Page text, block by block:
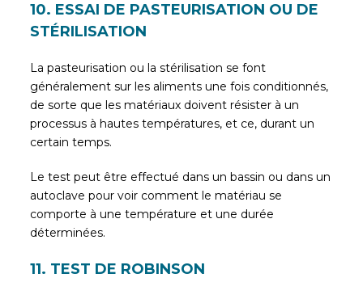
10. ESSAI DE PASTEURISATION OU DE
STÉRILISATION
La pasteurisation ou la stérilisation se font
généralement sur les aliments une fois conditionnés,
de sorte que les matériaux doivent résister à un
processus à hautes températures, et ce, durant un
certain temps.
Le test peut être effectué dans un bassin ou dans un
autoclave pour voir comment le matériau se
comporte à une température et une durée
déterminées.
11. TEST DE ROBINSON